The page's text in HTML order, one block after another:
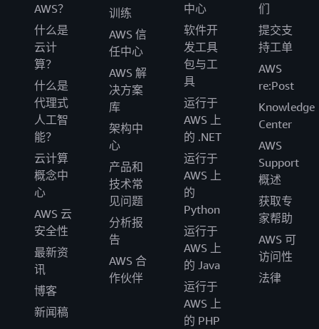
AWS？
什么是
云计
算？
什么是
代理式
人工智
能？
云计算
概念中
心
AWS 云
安全性
最新资
讯
博客
新闻稿
训练
AWS 信
任中心
AWS 解
决方案
库
架构中
心
产品和
技术常
见问题
分析报
告
AWS 合
作伙伴
中心
软件开
发工具
包与工
具
运行于
AWS 上
的 .NET
运行于
AWS 上
的
Python
运行于
AWS 上
的 Java
运行于
AWS 上
的 PHP
们
提交支
持工单
AWS
re:Post
Knowledge
Center
AWS
Support
概述
获取专
家帮助
AWS 可
访问性
法律